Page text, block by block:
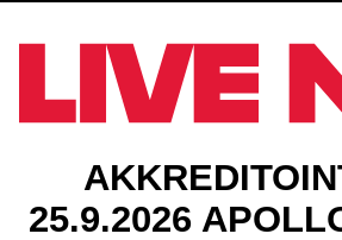
25.9.2026